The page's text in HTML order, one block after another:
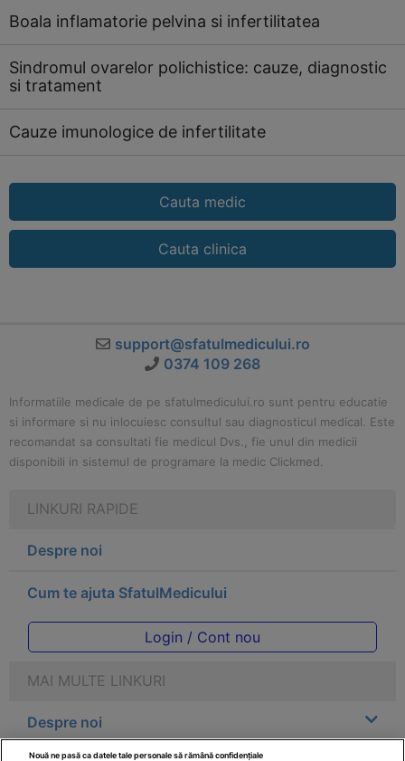
Boala inflamatorie pelvina si infertilitatea
Sindromul ovarelor polichistice: cauze, diagnostic
si tratament
Cauze imunologice de infertilitate
Cauta medic
Cauta clinica
support@sfatulmedicului.ro
0374 109 268
Informatiile medicale de pe sfatulmedicului.ro sunt pentru educatie
si informare si nu inlocuiesc consultul sau diagnosticul medical. Este
recomandat sa consultati fie medicul Dvs., fie unul din medicii
disponibili in sistemul de programare la medic Clickmed.
LINKURI RAPIDE
Despre noi
Cum te ajuta SfatulMedicului
Login / Cont nou
MAI MULTE LINKURI
Despre noi
Nouă ne pasă ca datele tale personale să rămână confidențiale